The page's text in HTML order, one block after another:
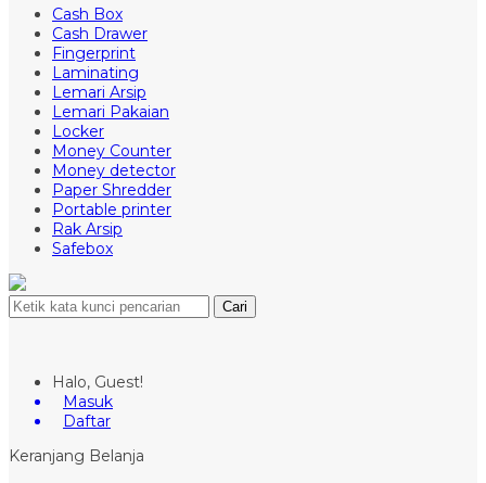
Cash Box
Cash Drawer
Fingerprint
Laminating
Lemari Arsip
Lemari Pakaian
Locker
Money Counter
Money detector
Paper Shredder
Portable printer
Rak Arsip
Safebox
Cari
Halo, Guest!
Masuk
Daftar
Keranjang Belanja